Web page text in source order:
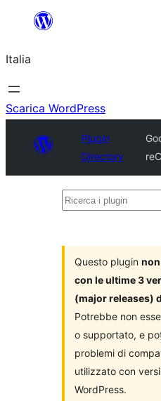
contenuto
Italia
Scarica WordPress
Plugin
Directory
Ricerca
Questo plugin
con le ultime 3
(major releases)
Potrebbe non
o supportato, e
problemi di
utilizzato con
WordPress.